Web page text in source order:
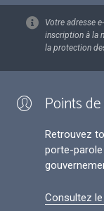
Votre adresse
inscription à la
la protection
Points
Retrouvez
porte-
Consultez